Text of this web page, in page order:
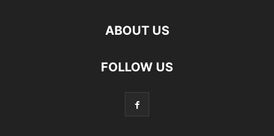
ABOUT US
FOLLOW US